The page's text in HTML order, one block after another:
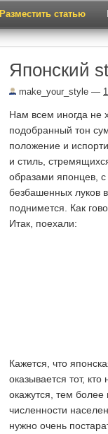
Разместить статью
Японский
make_your_style —
Нам всем иногда не
подобранный тон
положение и
и стиль,
образами японцев,
безбашенных луков
поднимется. Как
Итак, поехали:
Кажется, что
оказывается тот,
окажутся, тем
численности
нужно очень